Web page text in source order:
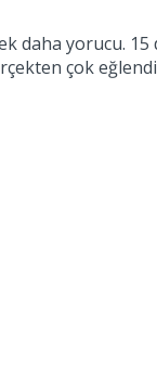
daha yorucu.
çok